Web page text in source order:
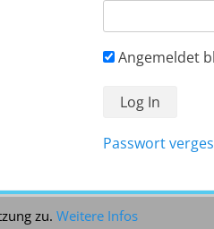
Angemeldet
Passwort
nachCatch Themes
zu.Weitere Infos